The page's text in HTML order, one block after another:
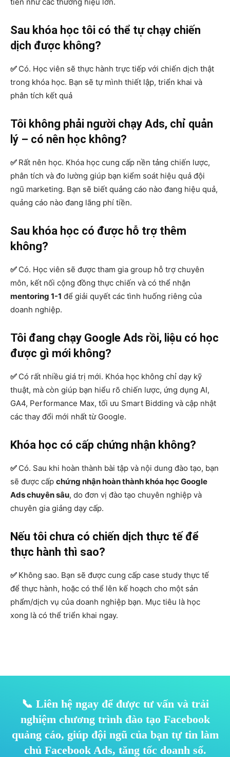
Sau khóa học tôi có thể tự chạy chiến
dịch được không?
✅ Có. Học viên sẽ thực hành trực tiếp với chiến dịch thật
trong khóa học. Bạn sẽ tự mình thiết lập, triển khai và
phân tích kết quả
Tôi không phải người chạy Ads, chỉ quản
lý – có nên học không?
✅ Rất nên học. Khóa học cung cấp nền tảng chiến lược,
phân tích và đo lường giúp bạn kiểm soát hiệu quả đội
ngũ marketing. Bạn sẽ biết quảng cáo nào đang hiệu quả,
quảng cáo nào đang lãng phí tiền.
Sau khóa học có được hỗ trợ thêm
không?
✅ Có. Học viên sẽ được tham gia group hỗ trợ chuyên
môn, kết nối cộng đồng thực chiến và có thể nhận
mentoring 1-1 để giải quyết các tình huống riêng của
doanh nghiệp.
Tôi đang chạy Google Ads rồi, liệu có học
được gì mới không?
✅ Có rất nhiều giá trị mới. Khóa học không chỉ dạy kỹ
thuật, mà còn giúp bạn hiểu rõ chiến lược, ứng dụng AI,
GA4, Performance Max, tối ưu Smart Bidding và cập nhật
các thay đổi mới nhất từ Google.
Khóa học có cấp chứng nhận không?
✅ Có. Sau khi hoàn thành bài tập và nội dung đào tạo, bạn
sẽ được cấp chứng nhận hoàn thành khóa học Google
Ads chuyên sâu, do đơn vị đào tạo chuyên nghiệp và
chuyên gia giảng dạy cấp.
Nếu tôi chưa có chiến dịch thực tế để
thực hành thì sao?
✅ Không sao. Bạn sẽ được cung cấp case study thực tế
để thực hành, hoặc có thể lên kế hoạch cho một sản
phẩm/dịch vụ của doanh nghiệp bạn. Mục tiêu là học
xong là có thể triển khai ngay.
📞 Liên hệ ngay để được tư vấn và trải
nghiệm chương trình đào tạo Facebook
quảng cáo, giúp đội ngũ của bạn tự tin làm
chủ Facebook Ads, tăng tốc doanh số.